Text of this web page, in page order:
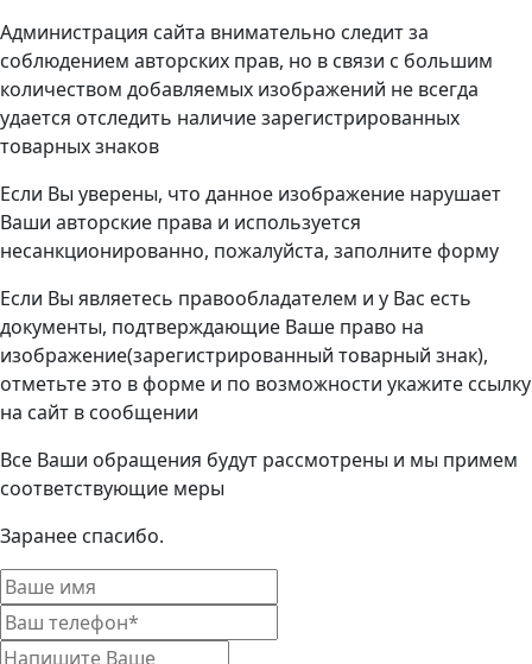
Администрация сайта внимательно следит за
соблюдением авторских прав, но в связи с большим
количеством добавляемых изображений не всегда
удается отследить наличие зарегистрированных
товарных знаков
Если Вы уверены, что данное изображение нарушает
Ваши авторские права и используется
несанкционированно, пожалуйста, заполните форму
Если Вы являетесь правообладателем и у Вас есть
документы, подтверждающие Ваше право на
изображение(зарегистрированный товарный знак),
отметьте это в форме и по возможности укажите ссылку
на сайт в сообщении
Все Ваши обращения будут рассмотрены и мы примем
соответствующие меры
Заранее спасибо.